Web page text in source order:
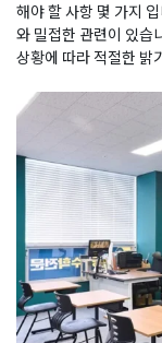
해야 할 사항 몇 가지
와 밀접한 관련이 있습
상황에 따라 적절한 밝